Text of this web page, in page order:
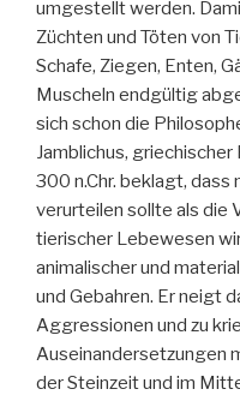
umgestellt werden.
Züchten und Töten von
Schafe, Ziegen, Enten,
Muscheln endgültig
sich schon die
Jamblichus,
300 n.Chr. beklagt, dass
verurteilen sollte als die
tierischer Lebewesen
animalischer und
und Gebahren. Er neigt
Aggressionen und zu
Auseinandersetzungen
der Steinzeit und im